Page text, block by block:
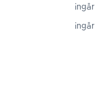
ingår
ingår